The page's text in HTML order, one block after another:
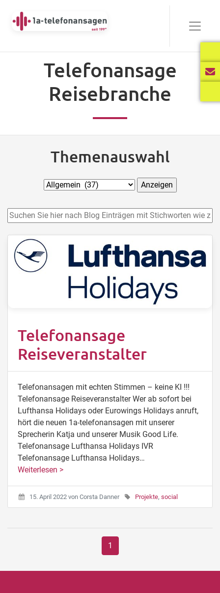
Telefonansage
Reisebranche
Themenauswahl
Telefonansage
Reiseveranstalter
Telefonansagen mit echten Stimmen – keine KI !!!
Telefonansage Reiseveranstalter Wer ab sofort bei
Lufthansa Holidays oder Eurowings Holidays anruft,
hört die neuen 1a-telefonansagen mit unserer
Sprecherin Katja und unserer Musik Good Life.
Telefonansage Lufthansa Holidays IVR
Telefonansage Lufthansa Holidays…
Weiterlesen >
15. April 2022 von Corsta Danner Projekte, social
1